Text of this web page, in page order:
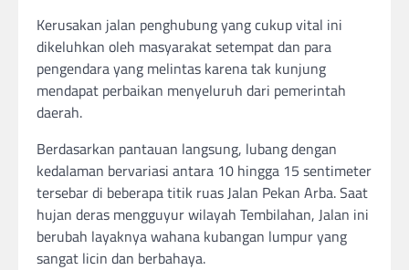
Kerusakan jalan penghubung yang cukup vital ini
dikeluhkan oleh masyarakat setempat dan para
pengendara yang melintas karena tak kunjung
mendapat perbaikan menyeluruh dari pemerintah
daerah.
​​Berdasarkan pantauan langsung, lubang dengan
kedalaman bervariasi antara 10 hingga 15 sentimeter
tersebar di beberapa titik ruas Jalan Pekan Arba. Saat
hujan deras mengguyur wilayah Tembilahan, Jalan ini
berubah layaknya wahana kubangan lumpur yang
sangat licin dan berbahaya.